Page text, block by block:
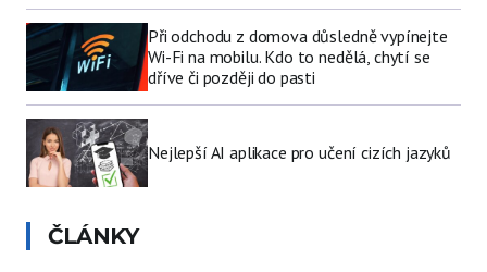
Při odchodu z domova důsledně vypínejte
Wi-Fi na mobilu. Kdo to nedělá, chytí se
dříve či později do pasti
Nejlepší AI aplikace pro učení cizích jazyků
ČLÁNKY